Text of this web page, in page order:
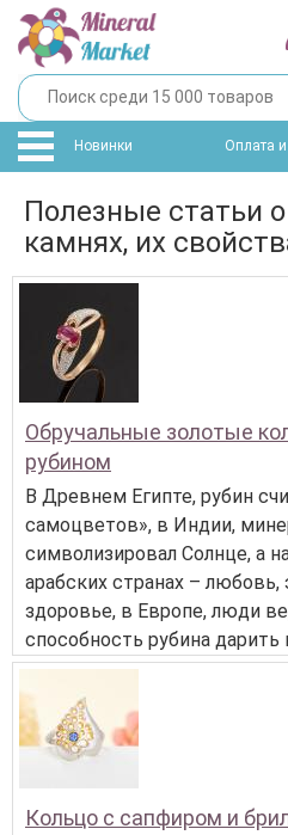
Новинки Оплата
Полезные статьи
камнях, их
Обручальные золотые
рубином
В Древнем Египте, рубин
самоцветов», в Индии,
символизировал Солнце, а
арабских странах – любовь,
здоровье, в Европе, люди
способность рубина дарить
Кольцо с сапфиром и